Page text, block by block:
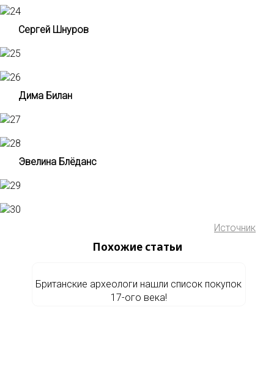
Сергей Шнуров
Дима Билан
Эвелина Блёданс
Источник
Похожие статьи
Британские археологи нашли список покупок
17-ого века!